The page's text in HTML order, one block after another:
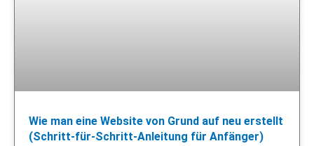
Wie man eine Website von Grund auf neu erstellt
(Schritt-für-Schritt-Anleitung für Anfänger)